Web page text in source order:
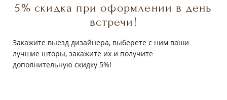
5% скидка при оформлении в день
встречи!
Закажите выезд дизайнера, выберете с ним ваши
лучшие шторы, закажите их и получите
дополнительную скидку 5%!